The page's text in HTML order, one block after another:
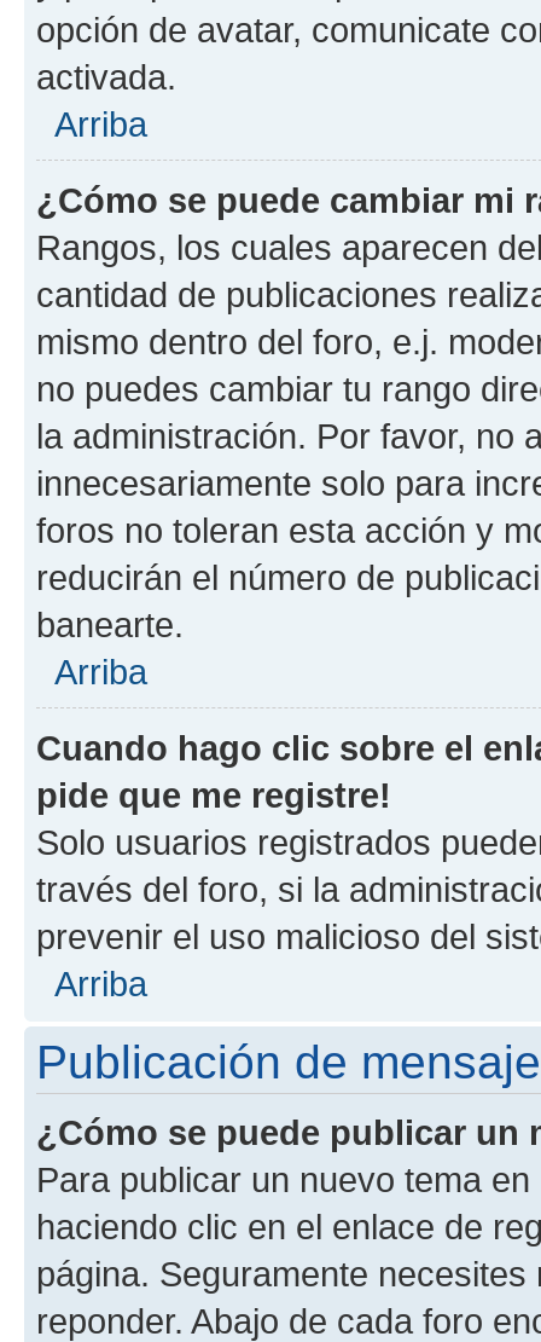
opción de avatar, comunicate
activada.
Arriba
¿Cómo se puede cambiar mi
Rangos, los cuales aparecen
cantidad de publicaciones
mismo dentro del foro, e.j.
no puedes cambiar tu rango
la administración. Por favor, no
innecesariamente solo para
foros no toleran esta acción y
reducirán el número de
banearte.
Arriba
Cuando hago clic sobre el
pide que me registre!
Solo usuarios registrados
través del foro, si la
prevenir el uso malicioso del
Arriba
Publicación de
¿Cómo se puede publicar un
Para publicar un nuevo tema
haciendo clic en el enlace de
página. Seguramente
reponder. Abajo de cada foro